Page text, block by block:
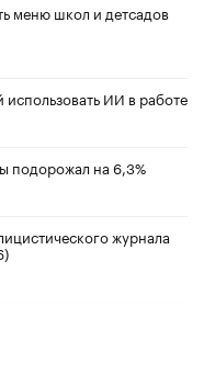
меню школ и детсадов
использовать ИИ в работе
подорожал на 6,3%
журнала